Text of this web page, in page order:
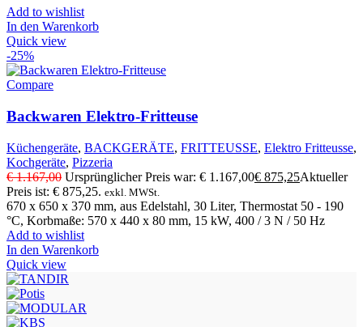
Add to wishlist
In den Warenkorb
Quick view
-25%
Compare
Backwaren Elektro-Fritteuse
Küchengeräte, BACKGERÄTE, FRITTEUSSE, Elektro Fritteusse,
Kochgeräte, Pizzeria
€1.167,00 Ursprünglicher Preis war: € 1.167,00€ 875,25Aktueller
Preis ist: € 875,25. exkl. MWSt.
670 x 650 x 370 mm, aus Edelstahl, 30 Liter, Thermostat 50 - 190
°C, Korbmaße: 570 x 440 x 80 mm, 15 kW, 400 / 3 N / 50 Hz
Add to wishlist
In den Warenkorb
Quick view